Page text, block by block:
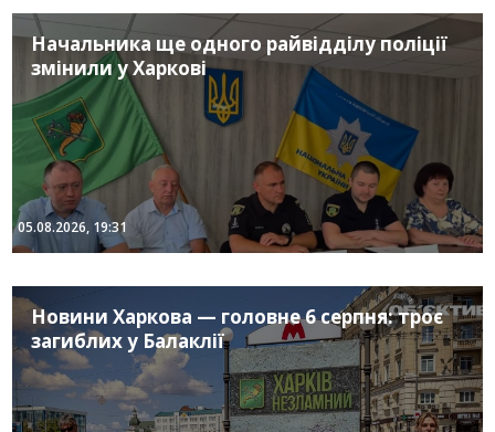
Начальника ще одного райвідділу поліції
змінили у Харкові
05.08.2026, 19:31
Новини Харкова — головне 6 серпня: троє
загиблих у Балаклії